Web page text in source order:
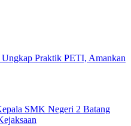
Praktik PETI, Amankan
SMK Negeri 2 Batang